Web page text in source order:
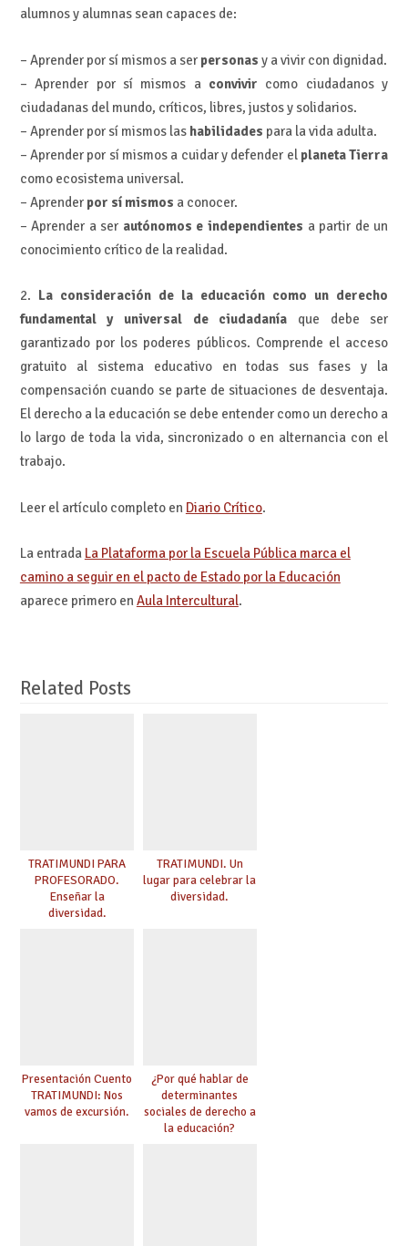
alumnos y alumnas sean capaces de:
– Aprender por sí mismos a ser personas y a vivir con dignidad.
– Aprender por sí mismos a convivir como ciudadanos y
ciudadanas del mundo, críticos, libres, justos y solidarios.
– Aprender por sí mismos las habilidades para la vida adulta.
– Aprender por sí mismos a cuidar y defender el planeta Tierra
como ecosistema universal.
– Aprender por sí mismos a conocer.
– Aprender a ser autónomos e independientes a partir de un
conocimiento crítico de la realidad.
2. La consideración de la educación como un derecho
fundamental y universal de ciudadanía que debe ser
garantizado por los poderes públicos. Comprende el acceso
gratuito al sistema educativo en todas sus fases y la
compensación cuando se parte de situaciones de desventaja.
El derecho a la educación se debe entender como un derecho a
lo largo de toda la vida, sincronizado o en alternancia con el
trabajo.
Leer el artículo completo en Diario Crítico.
La entrada La Plataforma por la Escuela Pública marca el
camino a seguir en el pacto de Estado por la Educación
aparece primero en Aula Intercultural.
Related Posts
TRATIMUNDI PARA
PROFESORADO.
Enseñar la
diversidad.
TRATIMUNDI. Un
lugar para celebrar la
diversidad.
Presentación Cuento
TRATIMUNDI: Nos
vamos de excursión.
¿Por qué hablar de
determinantes
sociales de derecho a
la educación?